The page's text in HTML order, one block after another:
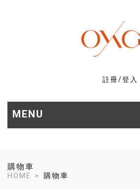
註冊/登入
購物車
HOME 購物車